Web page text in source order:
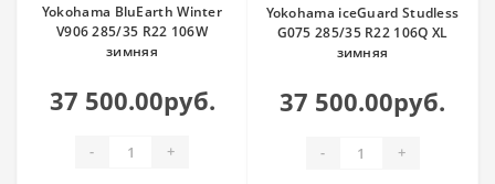
Yokohama BluEarth Winter
V906 285/35 R22 106W
зимняя
37 500.00руб.
- +
Yokohama iceGuard Studless
G075 285/35 R22 106Q XL
зимняя
37 500.00руб.
- +